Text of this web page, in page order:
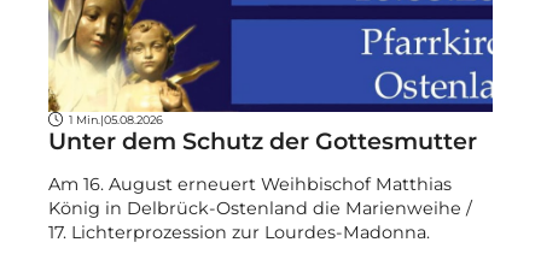
1 Min. |05.08.2026
Unter dem Schutz der Gottesmutter
Am 16. August erneuert Weihbischof Matthias
König in Delbrück-Ostenland die Marienweihe /
17. Lichterprozession zur Lourdes-Madonna.